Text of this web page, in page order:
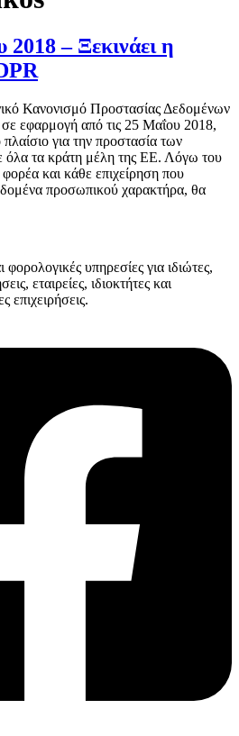
– Ξεκινάει η
Κανονισμό Προστασίας Δεδομένων
εφαρμογή από τις 25 Μαΐου 2018,
πλαίσιο για την προστασία των
τα κράτη μέλη της ΕΕ. Λόγω του
και κάθε επιχείρηση που
προσωπικού χαρακτήρα, θα
φορολογικές υπηρεσίες για ιδιώτες,
εταιρείες, ιδιοκτήτες και
επιχειρήσεις.